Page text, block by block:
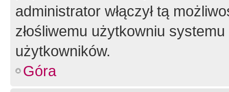
administrator włączył tą
złośliwemu użytkowniu
użytkowników.
Góra